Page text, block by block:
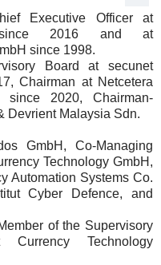
Executive Officer at
since 2016 and at
since 1998.
Board at secunet
Chairman at Netcetera
2020, Chairman-
Devrient Malaysia Sdn.
GmbH, Co-Managing
Technology GmbH,
Automation Systems Co.
Cyber Defence, and
of the Supervisory
Currency Technology